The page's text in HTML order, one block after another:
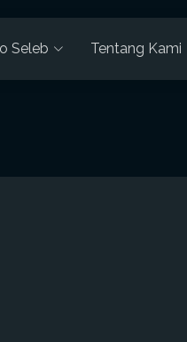
Seleb Tentang Kami